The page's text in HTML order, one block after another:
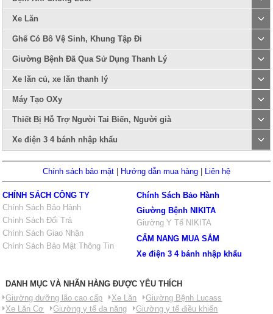
Xe Lăn
Ghế Có Bô Vệ Sinh, Khung Tập Đi
Giường Bệnh Đã Qua Sử Dụng Thanh Lý
Xe lăn củ, xe lăn thanh lý
Máy Tạo OXy
Thiết Bị Hỗ Trợ Người Tai Biến, Người già
Xe điện 3 4 bánh nhập khẩu
Chính sách bảo mật | Hướng dẫn mua hàng | Liên hệ
CHÍNH SÁCH CÔNG TY
Chính Sách Bảo Hành
Chính Sách Đổi Trả
Chính Sách Giao Nhận
Chính Sách Bảo Mật Thông Tin
Chính Sách Bảo Hành
Giường Bệnh NIKITA
Giường Y Tế NIKITA
CẨM NANG MUA SẮM
Xe điện 3 4 bánh nhập khẩu
DANH MỤC VÀ NHÃN HÀNG ĐƯỢC YÊU THÍCH
Giường dưỡng lão cao cấp
Xe Lăn
Giường Bệnh Lucass
Xe Lăn Cơ
Giường y tế đa năng
Giường y tế điều khiển